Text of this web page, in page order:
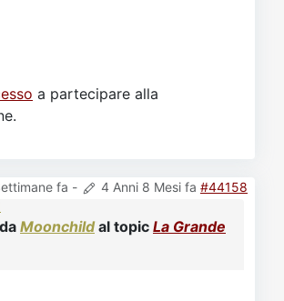
a partecipare alla
fa - 4 Anni 8 Mesi fa #44158
Moonchildal topic La Grande